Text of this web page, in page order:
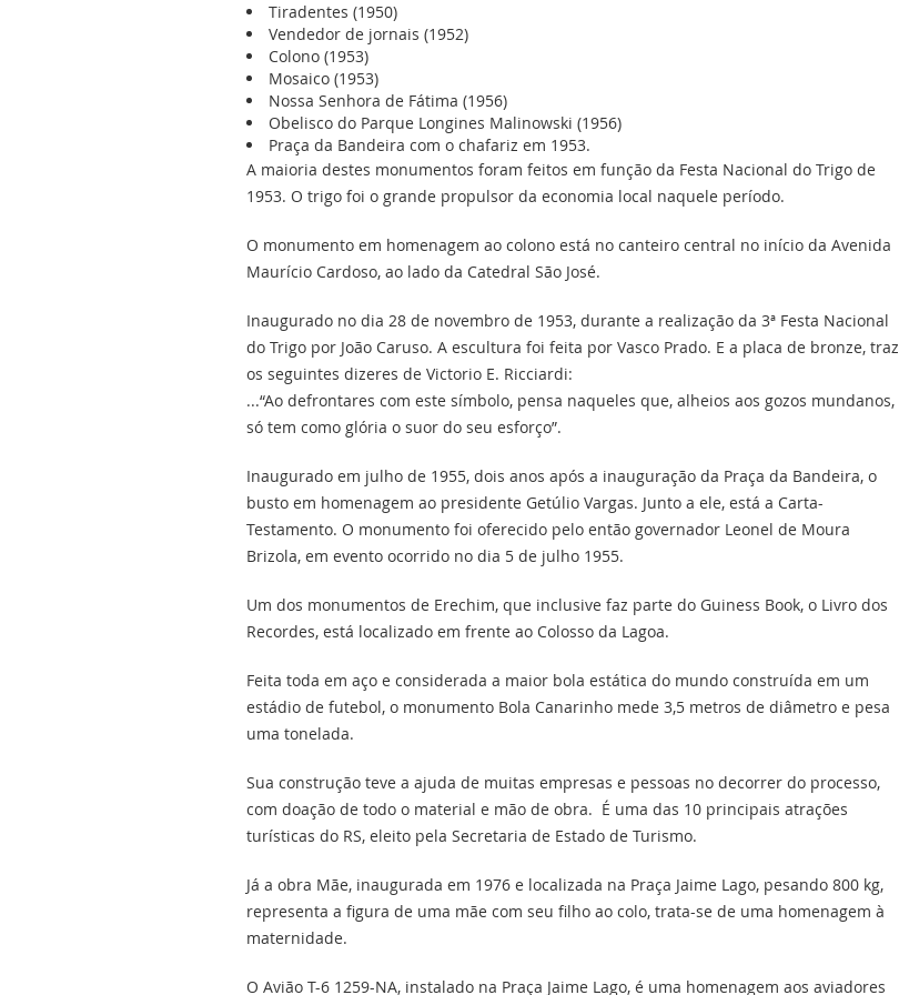
Tiradentes (1950)
Vendedor de jornais (1952)
Colono (1953)
Mosaico (1953)
Nossa Senhora de Fátima (1956)
Obelisco do Parque Longines Malinowski (1956)
Praça da Bandeira com o chafariz em 1953.
A maioria destes monumentos foram feitos em função da Festa Nacional do Trigo de
1953. O trigo foi o grande propulsor da economia local naquele período.
O monumento em homenagem ao colono está no canteiro central no início da Avenida
Maurício Cardoso, ao lado da Catedral São José.
Inaugurado no dia 28 de novembro de 1953, durante a realização da 3ª Festa Nacional
do Trigo por João Caruso. A escultura foi feita por Vasco Prado. E a placa de bronze, traz
os seguintes dizeres de Victorio E. Ricciardi:
...“Ao defrontares com este símbolo, pensa naqueles que, alheios aos gozos mundanos,
só tem como glória o suor do seu esforço”.
Inaugurado em julho de 1955, dois anos após a inauguração da Praça da Bandeira, o
busto em homenagem ao presidente Getúlio Vargas. Junto a ele, está a Carta-
Testamento. O monumento foi oferecido pelo então governador Leonel de Moura
Brizola, em evento ocorrido no dia 5 de julho 1955.
Um dos monumentos de Erechim, que inclusive faz parte do Guiness Book, o Livro dos
Recordes, está localizado em frente ao Colosso da Lagoa.
Feita toda em aço e considerada a maior bola estática do mundo construída em um
estádio de futebol, o monumento Bola Canarinho mede 3,5 metros de diâmetro e pesa
uma tonelada.
Sua construção teve a ajuda de muitas empresas e pessoas no decorrer do processo,
com doação de todo o material e mão de obra. É uma das 10 principais atrações
turísticas do RS, eleito pela Secretaria de Estado de Turismo.
Já a obra Mãe, inaugurada em 1976 e localizada na Praça Jaime Lago, pesando 800 kg,
representa a figura de uma mãe com seu filho ao colo, trata-se de uma homenagem à
maternidade.
O Avião T-6 1259-NA, instalado na Praça Jaime Lago, é uma homenagem aos aviadores